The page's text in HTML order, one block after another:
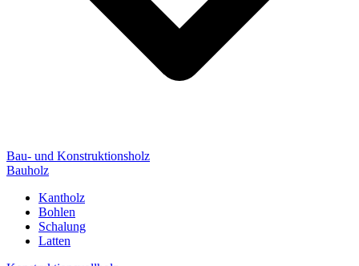
Bau- und Konstruktionsholz
Bauholz
Kantholz
Bohlen
Schalung
Latten